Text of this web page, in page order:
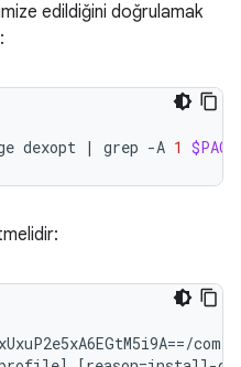
edildiğini doğrulamak
dexopt | grep -A 1